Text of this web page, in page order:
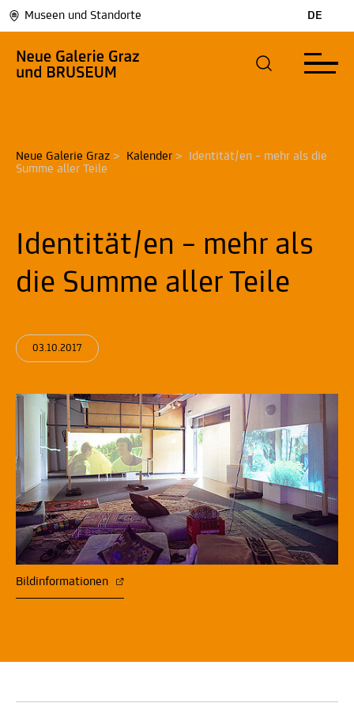
Museen und Standorte DE
Neue Galerie Graz > Kalender >
Identität/en – mehr als die
Summe aller Teile
Identität/en – mehr als
die Summe aller Teile
03.10.2017
Bildinformationen